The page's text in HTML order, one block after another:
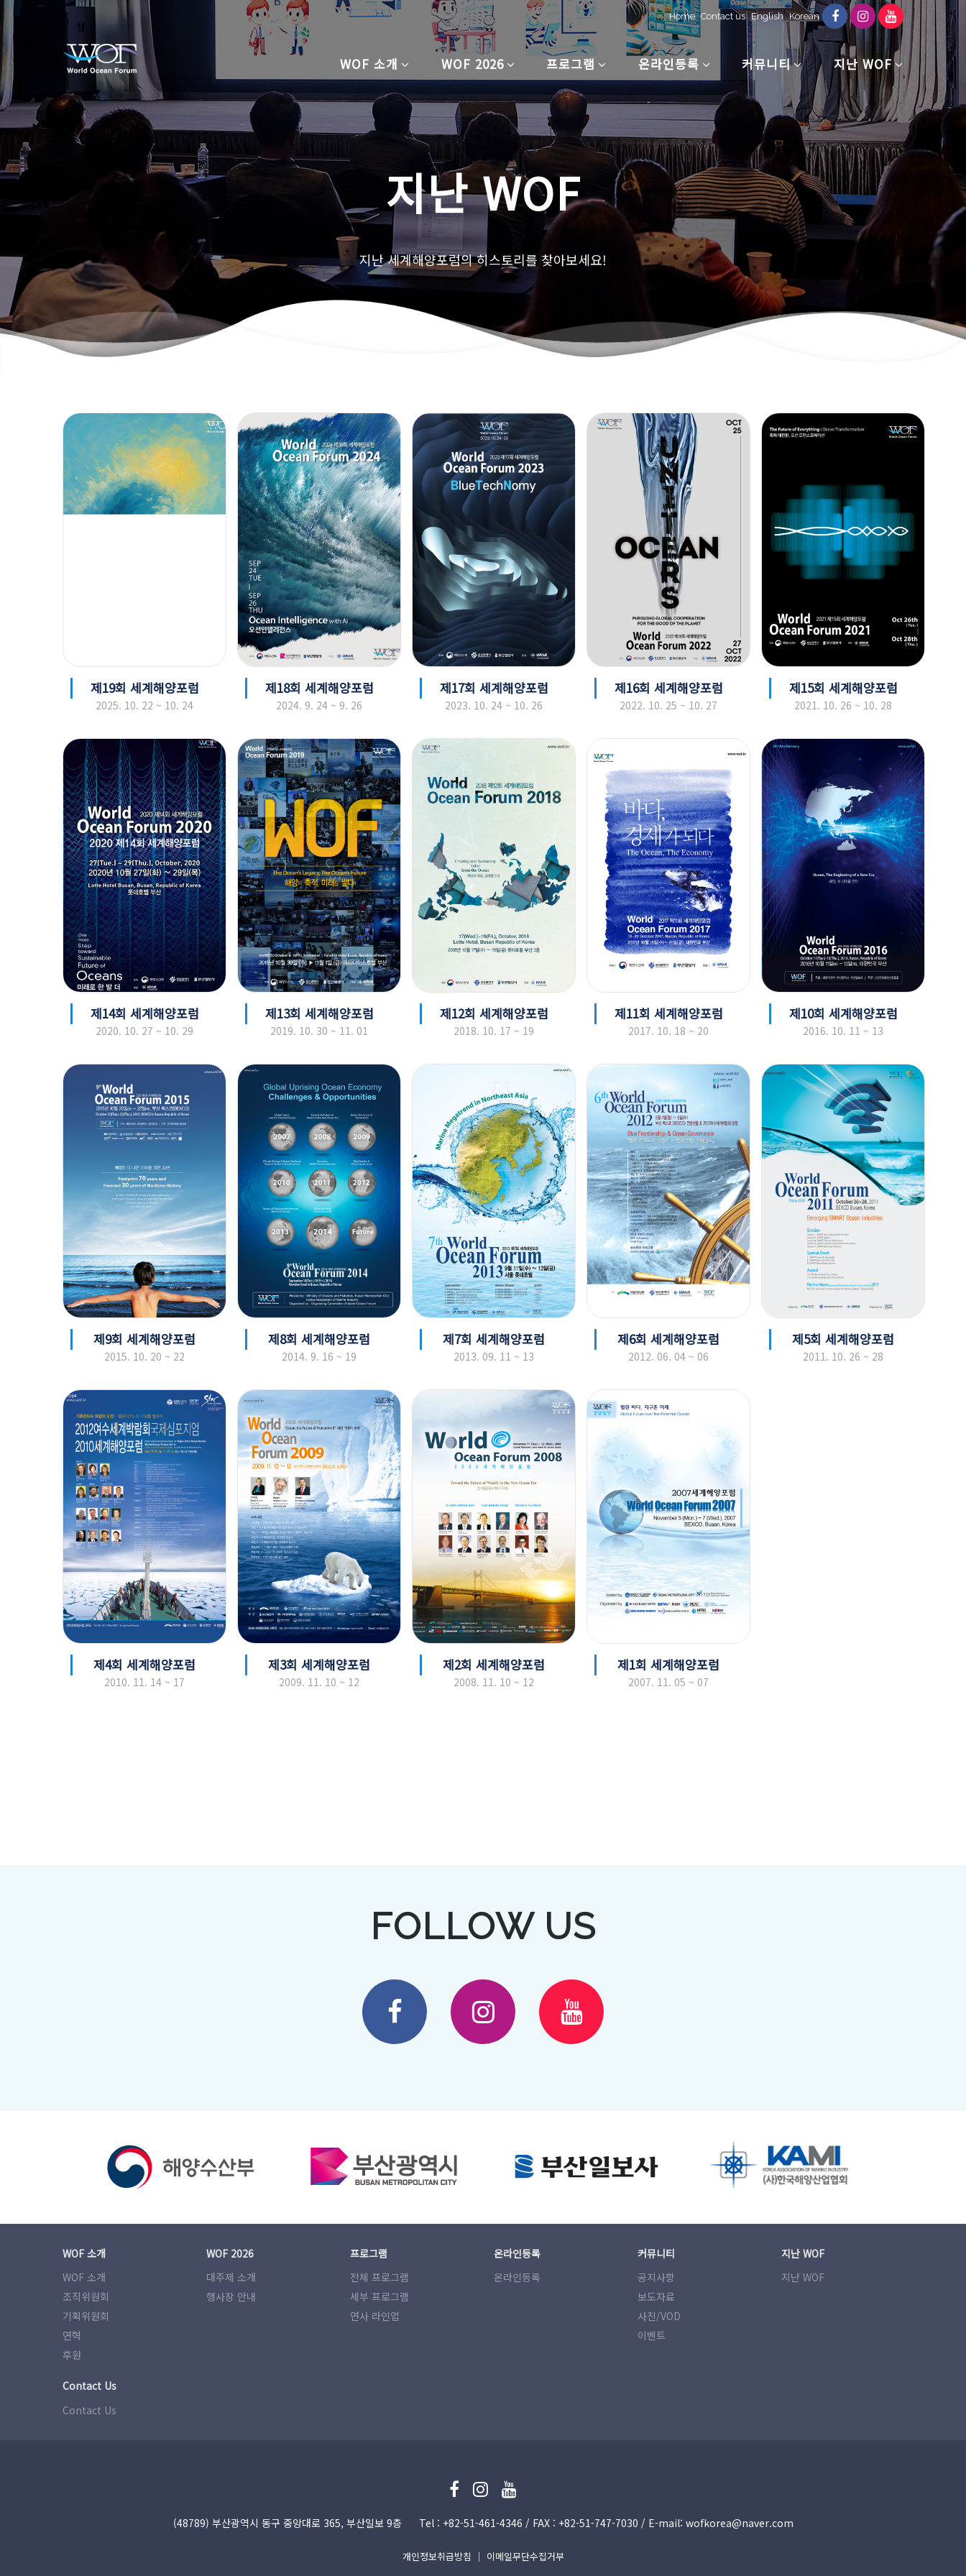
Home Contact us English Korean
WOF 소개 WOF 2026 프로그램 온라인등록 커뮤니티 지난 WOF
지난 WOF
지난 세계해양포럼의 히스토리를 찾아보세요!
제19회 세계해양포럼
2025. 10. 22 ~ 10. 24
제18회 세계해양포럼
2024. 9. 24 ~ 9. 26
제17회 세계해양포럼
2023. 10. 24 ~ 10. 26
제16회 세계해양포럼
2022. 10. 25 ~ 10. 27
제15회 세계해양포럼
2021. 10. 26 ~ 10. 28
제14회 세계해양포럼
2020. 10. 27 ~ 10. 29
제13회 세계해양포럼
2019. 10. 30 ~ 11. 01
제12회 세계해양포럼
2018. 10. 17 ~ 19
제11회 세계해양포럼
2017. 10. 18 ~ 20
제10회 세계해양포럼
2016. 10. 11 ~ 13
제9회 세계해양포럼
2015. 10. 20 ~ 22
제8회 세계해양포럼
2014. 9. 16 ~ 19
제7회 세계해양포럼
2013. 09. 11 ~ 13
제6회 세계해양포럼
2012. 06. 04 ~ 06
제5회 세계해양포럼
2011. 10. 26 ~ 28
제4회 세계해양포럼
2010. 11. 14 ~ 17
제3회 세계해양포럼
2009. 11. 10 ~ 12
제2회 세계해양포럼
2008. 11. 10 ~ 12
제1회 세계해양포럼
2007. 11. 05 ~ 07
FOLLOW US
WOF 소개
WOF 소개
조직위원회
기획위원회
연혁
후원
WOF 2026
대주제 소개
행사장 안내
프로그램
전체 프로그램
세부 프로그램
연사 라인업
온라인등록
온라인등록
커뮤니티
공지사항
보도자료
사진/VOD
이벤트
지난 WOF
지난 WOF
Contact Us
Contact Us
(48789) 부산광역시 동구 중앙대로 365, 부산일보 9층 Tel : +82-51­-461-4346 / FAX : +82-51­-747-7030 / E-mail: wofkorea@naver.com
개인정보취급방침 ｜ 이메일무단수집거부